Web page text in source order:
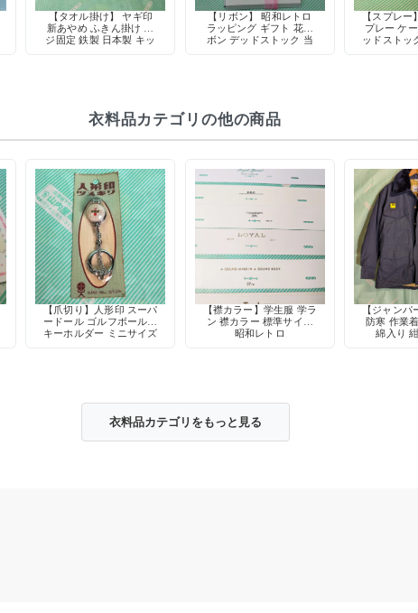
【タオル掛け】 ヤギ印
新あやめ ふきん掛け ネ
ジ固定 鉄製 日本製 キッ
【リボン】 昭和レトロ
ラッピング ギフト 花リ
ボン デッドストック 当
【スプレー
プレー ケ
ッドストッ
衣料品カテゴリの他の商品
【爪切り】人形印 スーパ
ードール ゴルフボール型
キーホルダー ミニサイズ
【襟カラー】学生服 学ラ
ン 襟カラー 標準サイズ
昭和レトロ
【ジャン
防寒 作業
綿入り
衣料品カテゴリをもっと見る